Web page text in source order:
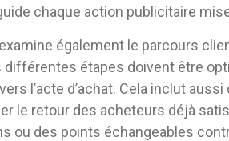
chaque action publicitaire
également le parcours
différentes étapes doivent être
l’acte d’achat. Cela inclut
le retour des acheteurs déjà
ou des points échangeables